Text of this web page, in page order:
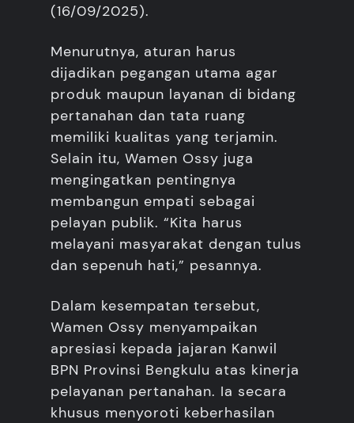
(16/09/2025).
Menurutnya, aturan harus
dijadikan pegangan utama agar
produk maupun layanan di bidang
pertanahan dan tata ruang
memiliki kualitas yang terjamin.
Selain itu, Wamen Ossy juga
mengingatkan pentingnya
membangun empati sebagai
pelayan publik. “Kita harus
melayani masyarakat dengan tulus
dan sepenuh hati,” pesannya.
Dalam kesempatan tersebut,
Wamen Ossy menyampaikan
apresiasi kepada jajaran Kanwil
BPN Provinsi Bengkulu atas kinerja
pelayanan pertanahan. Ia secara
khusus menyoroti keberhasilan